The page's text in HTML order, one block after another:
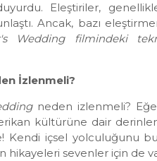
Eleştiriler,
Ancak, bazı
Wedding filmindeki
İzlenmeli?
neden izlenmeli?
kültürüne dair
içsel yolculuğunu
hikayeleri sevenler için de